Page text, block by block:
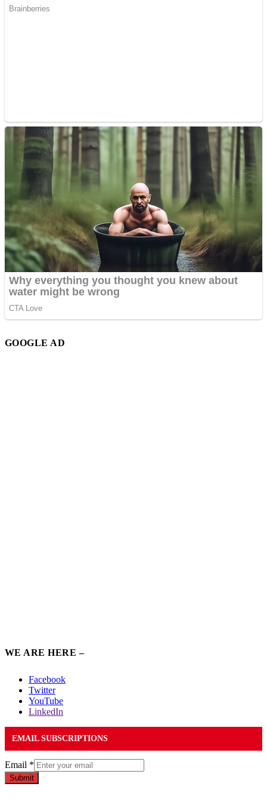
GOOGLE AD
WE ARE HERE –
Facebook
Twitter
YouTube
LinkedIn
EMAIL SUBSCRIPTIONS
Email *
Submit